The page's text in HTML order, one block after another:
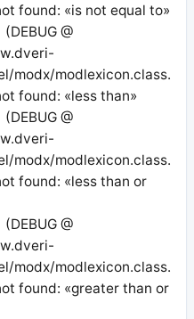
found: «is not equal to»
@
modx/
found: «less than»
@
modx/
found: «less than or
@
modx/
found: «greater than or